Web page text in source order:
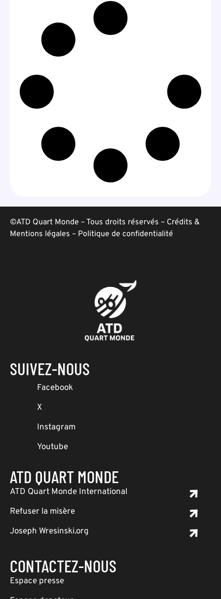
©ATD Quart Monde – Tous droits réservés – Crédits &
Mentions légales – Politique de confidentialité
SUIVEZ-NOUS
Facebook
X
Instagram
Youtube
ATD QUART MONDE
ATD Quart Monde International
Refuser la misère
Joseph Wresinski.org
CONTACTEZ-NOUS
Espace presse